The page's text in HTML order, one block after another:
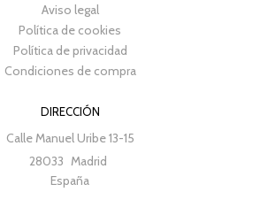
Aviso legal
Política de cookies
Política de privacidad
Condiciones de compra
DIRECCIÓN
Calle Manuel Uribe 13-15
28033 Madrid
España